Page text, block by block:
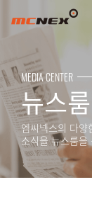
뉴스룸
MEDIA CENTER
뉴스룸
엠씨넥스의 다양
소식을 뉴스룸을